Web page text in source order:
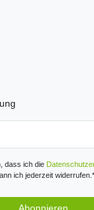
dass ich die
ich jederzeit